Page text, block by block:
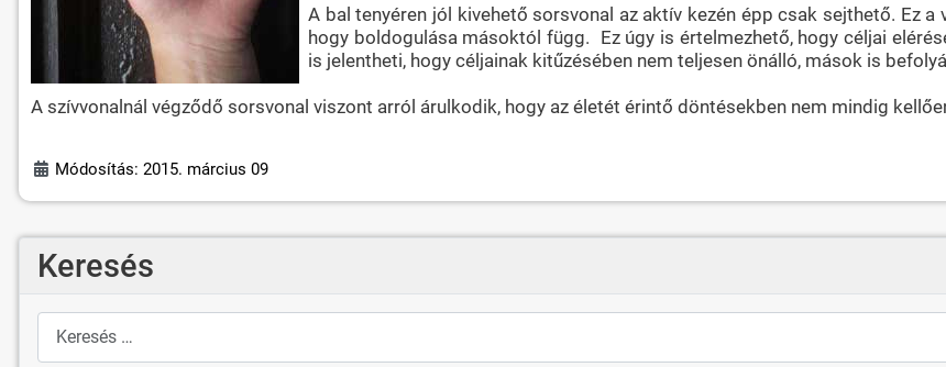
A bal tenyéren jól kivehető sorsvonal az aktív kezén épp csak sejthető. Ez
hogy boldogulása másoktól függ. Ez úgy is értelmezhető, hogy céljai
is jelentheti, hogy céljainak kitűzésében nem teljesen önálló, mások is
A szívvonalnál végződő sorsvonal viszont arról árulkodik, hogy az életét érintő döntésekben nem mindig
Módosítás: 2015. március 09
Keresés
Keresés